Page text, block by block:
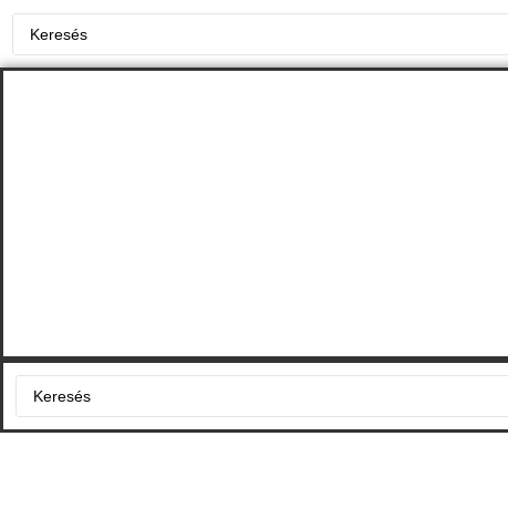
Search
Search